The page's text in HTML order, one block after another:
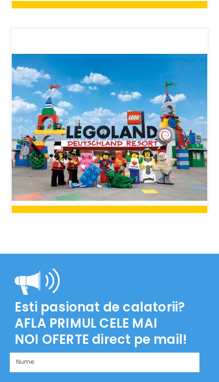
35€ 80€
Esti pasionat de calatorii?
AFLA PRIMUL CELE MAI
NOI OFERTE direct pe mail!